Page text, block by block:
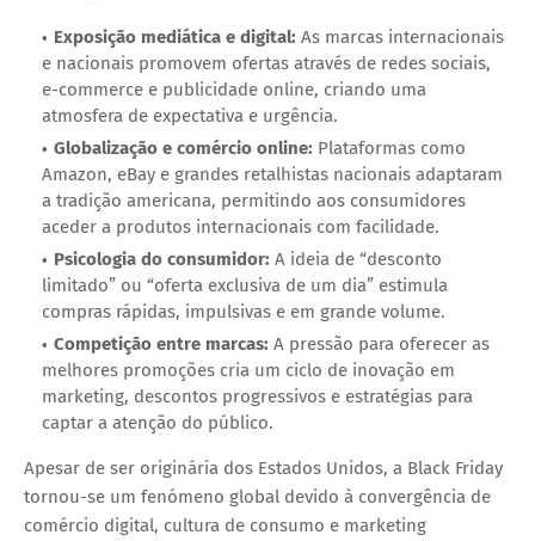
Exposição mediática e digital: As marcas internacionais
e nacionais promovem ofertas através de redes sociais,
e-commerce e publicidade online, criando uma
atmosfera de expectativa e urgência.
Globalização e comércio online: Plataformas como
Amazon, eBay e grandes retalhistas nacionais adaptaram
a tradição americana, permitindo aos consumidores
aceder a produtos internacionais com facilidade.
Psicologia do consumidor: A ideia de “desconto
limitado” ou “oferta exclusiva de um dia” estimula
compras rápidas, impulsivas e em grande volume.
Competição entre marcas: A pressão para oferecer as
melhores promoções cria um ciclo de inovação em
marketing, descontos progressivos e estratégias para
captar a atenção do público.
Apesar de ser originária dos Estados Unidos, a Black Friday
tornou-se um fenómeno global devido à convergência de
comércio digital, cultura de consumo e marketing